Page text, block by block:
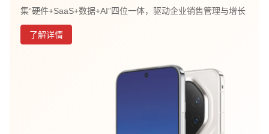
集“硬件+SaaS+数据+AI”四位一体，驱动企业销售管理与增长
了解详情